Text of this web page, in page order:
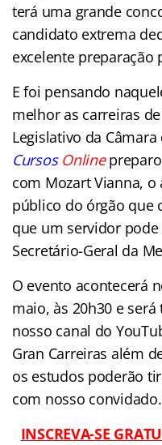
terá uma grande
candidato extrema
excelente preparação
E foi pensando
melhor as carreiras
Legislativo da
Cursos Online
com Mozart Vianna,
público do órgão que
que um servidor
Secretário-Geral da
O evento acontecerá
maio, às 20h30 e
nosso canal do
Gran Carreiras além
os estudos poderão
com nosso
INSCREVA-SE